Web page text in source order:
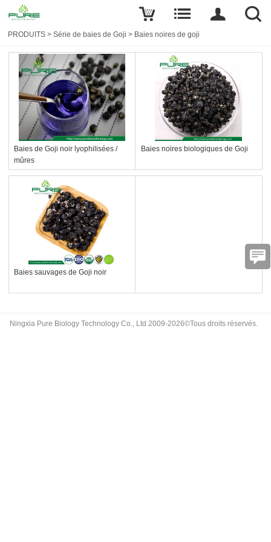
PRODUITS >Série de baies de Goji > Baies noires de goji
Baies de Goji noir lyophilisées /
mûres
Baies noires biologiques de Goji
Baies sauvages de Goji noir
Ningxia Pure Biology Technology Co., Ltd 2009-2026©Tous droits réservés.